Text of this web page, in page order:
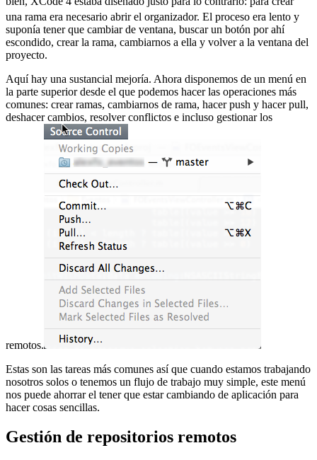
una rama era necesario abrir el organizador. El proceso era lento y
suponía tener que cambiar de ventana, buscar un botón por ahí
escondido, crear la rama, cambiarnos a ella y volver a la ventana del
proyecto.
Aquí hay una sustancial mejoría. Ahora disponemos de un menú en
la parte superior desde el que podemos hacer las operaciones más
comunes: crear ramas, cambiarnos de rama, hacer push y hacer pull,
deshacer cambios, resolver conflictos e incluso gestionar los
remotos.
Estas son las tareas más comunes así que cuando estamos trabajando
nosotros solos o tenemos un flujo de trabajo muy simple, este menú
nos puede ahorrar el tener que estar cambiando de aplicación para
hacer cosas sencillas.
Gestión de repositorios remotos